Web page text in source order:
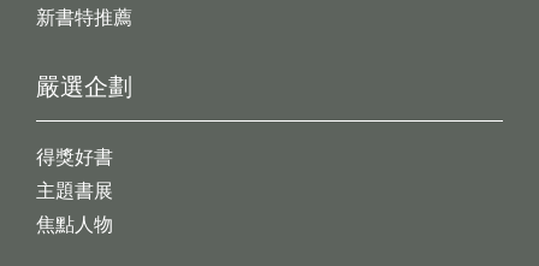
新書特推薦
嚴選企劃
得獎好書
主題書展
焦點人物